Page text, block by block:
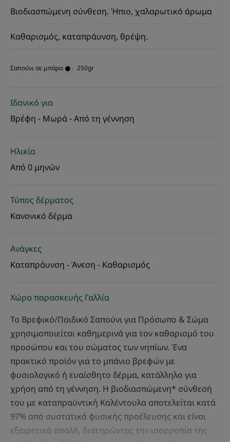
Βιοδιασπώμενη σύνθεση. Ήπιο, χαλαρωτικό άρωμα
Καθαρισμός, καταπράυνση, θρέψη.
Σαπούνι σε μπάρα
Σαπούνι
250gr
Ιδανικό για
Βρέφη - Μωρά - Από τη γέννηση
Ηλικία
Από 0 μηνών
Τύπος δέρματος
Κανονικό δέρμα
Ανάγκες
Καταπράυνση - Άνεση - Καθαρισμός
Χώρα παρασκευής Γαλλία
Το Βρεφικό/Παιδικό Σαπούνι για Πρόσωπο & Σώμα
χρησιμοποιείται καθημερινά για τον καθαρισμό του
προσώπου και του σώματος των νηπίων. Ένα
πρακτικό προϊόν για το μπάνιο βρεφών με
φυσιολογικό ή ευαίσθητο δέρμα, κατάλληλο για
χρήση από τη γέννηση. Η βιοδιασπώμενη* σύνθεσή
του με καταπραϋντική Καλέντουλα αποτελείται κατά
97% από συστατικά φυσικής προέλευσης και είναι
εξαιρετικά απαλή, διατηρώντας την ισορροπία της